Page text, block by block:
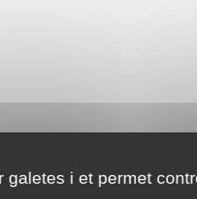
galetes i et permet